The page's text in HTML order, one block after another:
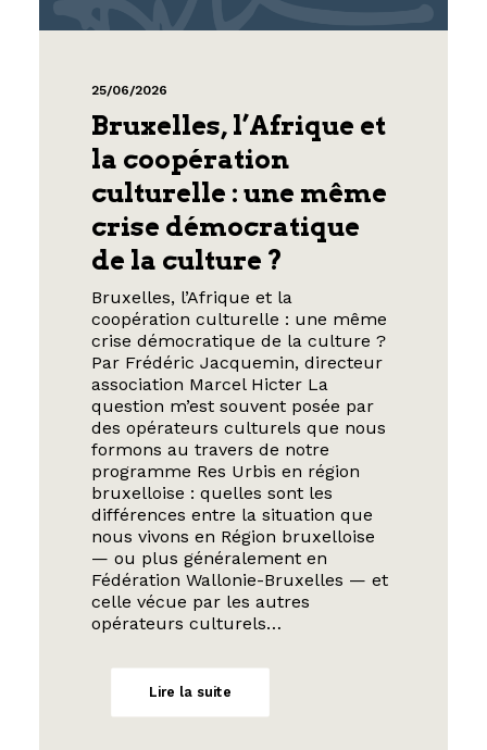
25/06/2026
Bruxelles, l’Afrique et
la coopération
culturelle : une même
crise démocratique
de la culture ?
Bruxelles, l’Afrique et la
coopération culturelle : une même
crise démocratique de la culture ?
Par Frédéric Jacquemin, directeur
association Marcel Hicter La
question m’est souvent posée par
des opérateurs culturels que nous
formons au travers de notre
programme Res Urbis en région
bruxelloise : quelles sont les
différences entre la situation que
nous vivons en Région bruxelloise
— ou plus généralement en
Fédération Wallonie-Bruxelles — et
celle vécue par les autres
opérateurs culturels…
Lire la suite